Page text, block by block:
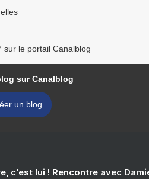
sur le portail Canalblog
sur Canalblog
un blog
c'est lui ! Rencontre avec